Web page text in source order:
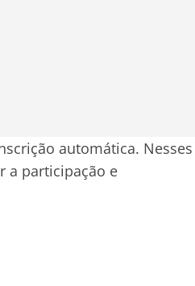
automática. Nesses
a participação e